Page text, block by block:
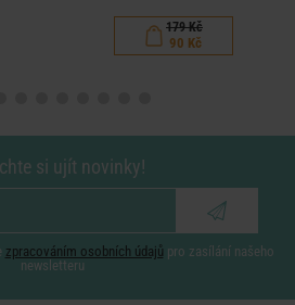
179 Kč
90 Kč
si ujít novinky!
zpracováním osobních údajů pro zasílání našeho
newsletteru